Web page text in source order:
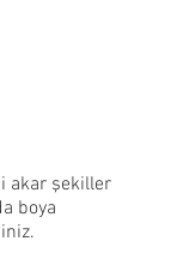
akar şekiller
boya